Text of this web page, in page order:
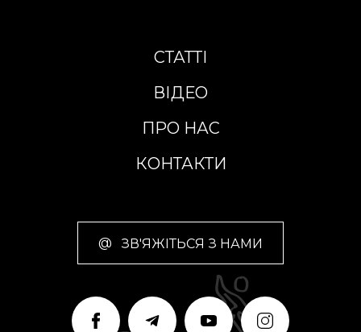
СТАТТІ
ВІДЕО
ПРО НАС
КОНТАКТИ
@ ЗВ'ЯЖІТЬСЯ З НАМИ